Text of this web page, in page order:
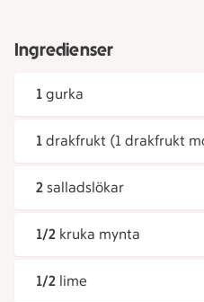
Ingredienser
1 gurka
1 drakfrukt (1 drakfrukt
2 salladslökar
1/2 kruka mynta
1/2 lime